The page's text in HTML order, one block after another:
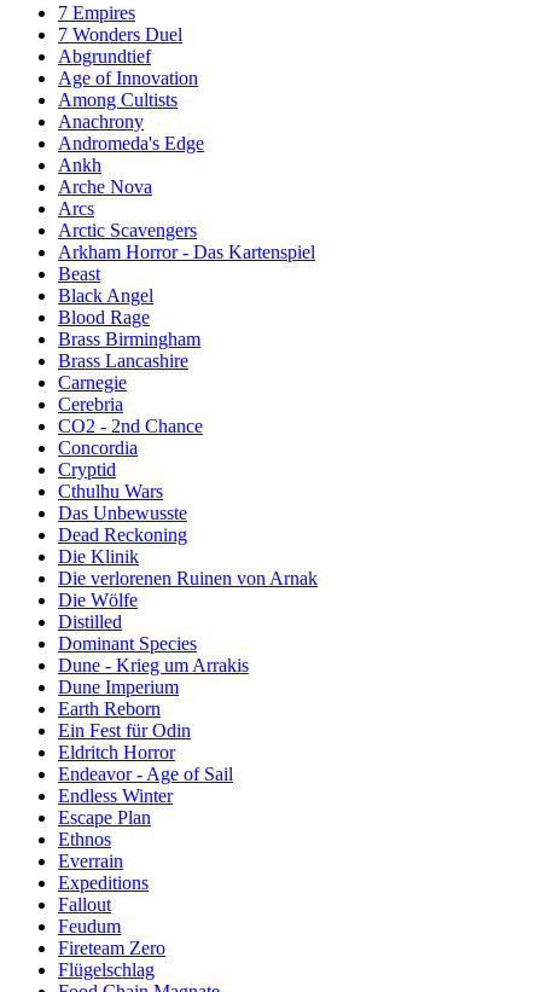
7 Empires
7 Wonders Duel
Abgrundtief
Age of Innovation
Among Cultists
Anachrony
Andromeda's Edge
Ankh
Arche Nova
Arcs
Arctic Scavengers
Arkham Horror - Das Kartenspiel
Beast
Black Angel
Blood Rage
Brass Birmingham
Brass Lancashire
Carnegie
Cerebria
CO2 - 2nd Chance
Concordia
Cryptid
Cthulhu Wars
Das Unbewusste
Dead Reckoning
Die Klinik
Die verlorenen Ruinen von Arnak
Die Wölfe
Distilled
Dominant Species
Dune - Krieg um Arrakis
Dune Imperium
Earth Reborn
Ein Fest für Odin
Eldritch Horror
Endeavor - Age of Sail
Endless Winter
Escape Plan
Ethnos
Everrain
Expeditions
Fallout
Feudum
Fireteam Zero
Flügelschlag